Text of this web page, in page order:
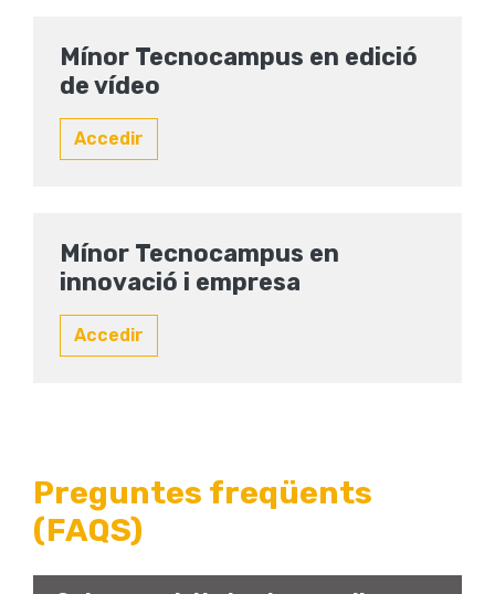
Mínor Tecnocampus en edició
de vídeo
Accedir
Mínor Tecnocampus en
innovació i empresa
Accedir
Preguntes freqüents
(FAQS)